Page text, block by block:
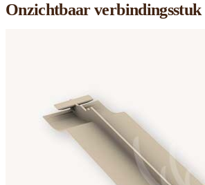
Onzichtbaar verbindingsstuk